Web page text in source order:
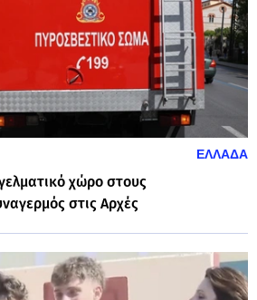
ΕΛΛΑΔΑ
χώρο στους
στις Αρχές